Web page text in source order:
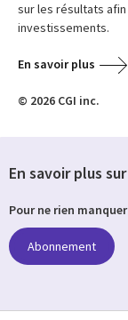
sur les résultats
investissements.
En savoir plus
© 2026 CGI inc.
En savoir plus sur
Pour ne rien manquer
Abonnement